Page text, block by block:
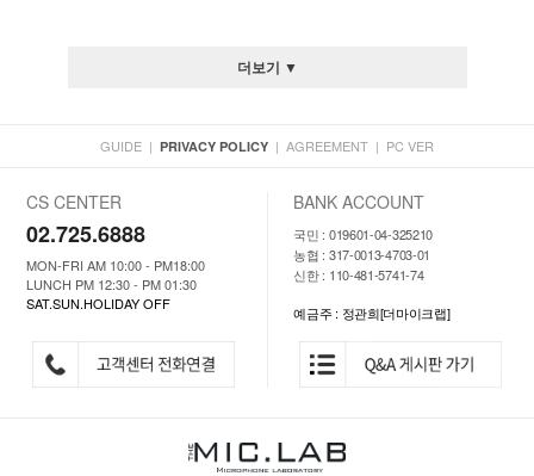
더보기 ▼
GUIDE | PRIVACY POLICY | AGREEMENT | PC VER
CS CENTER
02.725.6888
MON-FRI AM 10:00 - PM18:00
LUNCH PM 12:30 - PM 01:30
SAT.SUN.HOLIDAY OFF
BANK ACCOUNT
국민 : 019601-04-325210
농협 : 317-0013-4703-01
신한 : 110-481-5741-74
예금주 : 정관희[더마이크랩]